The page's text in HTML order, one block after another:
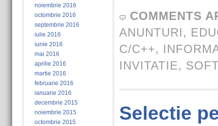
noiembrie 2016
octombrie 2016
septembrie 2016
iulie 2016
iunie 2016
mai 2016
aprilie 2016
martie 2016
februarie 2016
ianuarie 2016
decembrie 2015
noiembrie 2015
octombrie 2015
COMMENTS
ANUNTURI,
C/C++,
INVITATIE,
Selectie